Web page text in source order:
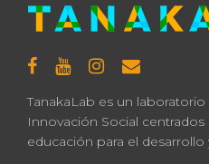
TanakaLab es un
Innovación Social
educación para el desarrollo